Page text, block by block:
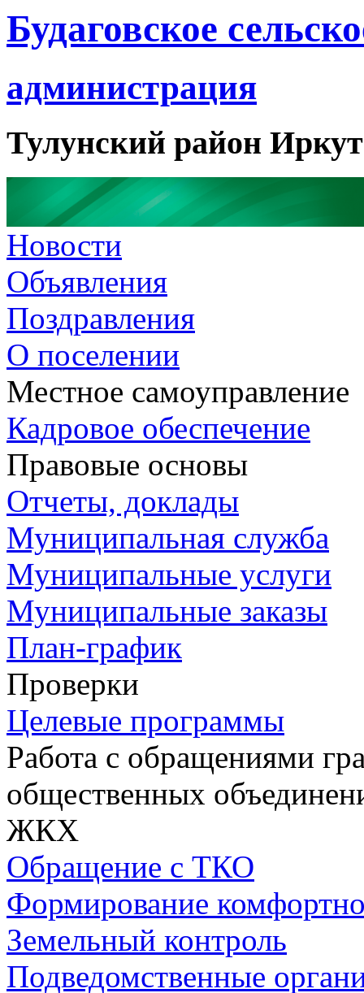
Будаговское
администрация
Тулунский район
Новости
Объявления
Поздравления
О поселении
Местное самоуправление
Кадровое обеспечение
Правовые основы
Отчеты, доклады
Муниципальная служба
Муниципальные услуги
Муниципальные заказы
План-график
Проверки
Целевые программы
Работа с обращениями
общественных
ЖКХ
Обращение с ТКО
Формирование
Земельный контроль
Подведомственные